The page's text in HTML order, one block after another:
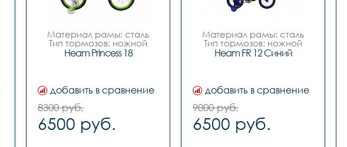
Материал рамы: сталь
Тип тормозов: ножной
Диаметр колес: 18
Задний переключатель
-
Передний переключатель
Манетки		-
Шатуны (Система)
Heam Princess 18
добавить в сравнение
8300 руб.
6500 руб.
Материал рамы: сталь
Тип тормозов: ножной
Диаметр колес: 12
-
Передний переключатель
Манетки		-
Шатуны (Система)
сталь односоставной
Heam FR 12 Синий
добавить в сравнение
9000 руб.
6500 руб.